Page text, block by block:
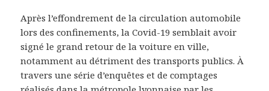
Après l’effondrement de la circulation automobile
lors des confinements, la Covid-19 semblait avoir
signé le grand retour de la voiture en ville,
notamment au détriment des transports publics. À
travers une série d’enquêtes et de comptages